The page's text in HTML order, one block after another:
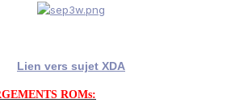
Lien vers sujet XDA
ROMs: